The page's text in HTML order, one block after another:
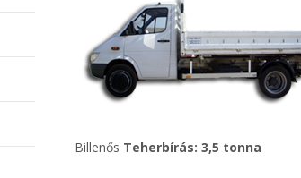
Billenős Teherbírás: 3,5 tonna